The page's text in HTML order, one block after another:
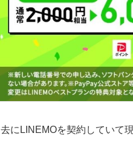
にLINEMOを契約していて